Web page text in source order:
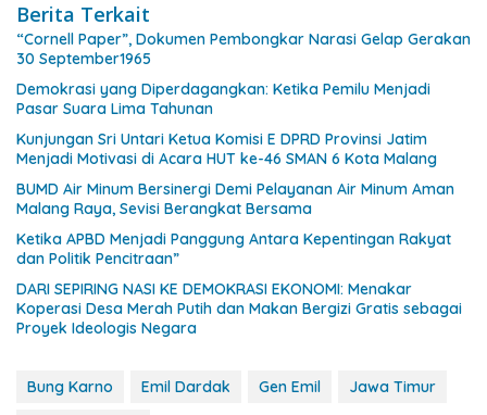
Berita Terkait
“Cornell Paper”, Dokumen Pembongkar Narasi Gelap Gerakan
30 September1965
Demokrasi yang Diperdagangkan: Ketika Pemilu Menjadi
Pasar Suara Lima Tahunan
Kunjungan Sri Untari Ketua Komisi E DPRD Provinsi Jatim
Menjadi Motivasi di Acara HUT ke-46 SMAN 6 Kota Malang
BUMD Air Minum Bersinergi Demi Pelayanan Air Minum Aman
Malang Raya, Sevisi Berangkat Bersama
Ketika APBD Menjadi Panggung Antara Kepentingan Rakyat
dan Politik Pencitraan”
DARI SEPIRING NASI KE DEMOKRASI EKONOMI: Menakar
Koperasi Desa Merah Putih dan Makan Bergizi Gratis sebagai
Proyek Ideologis Negara
Bung Karno Emil Dardak Gen Emil
Jawa Timur